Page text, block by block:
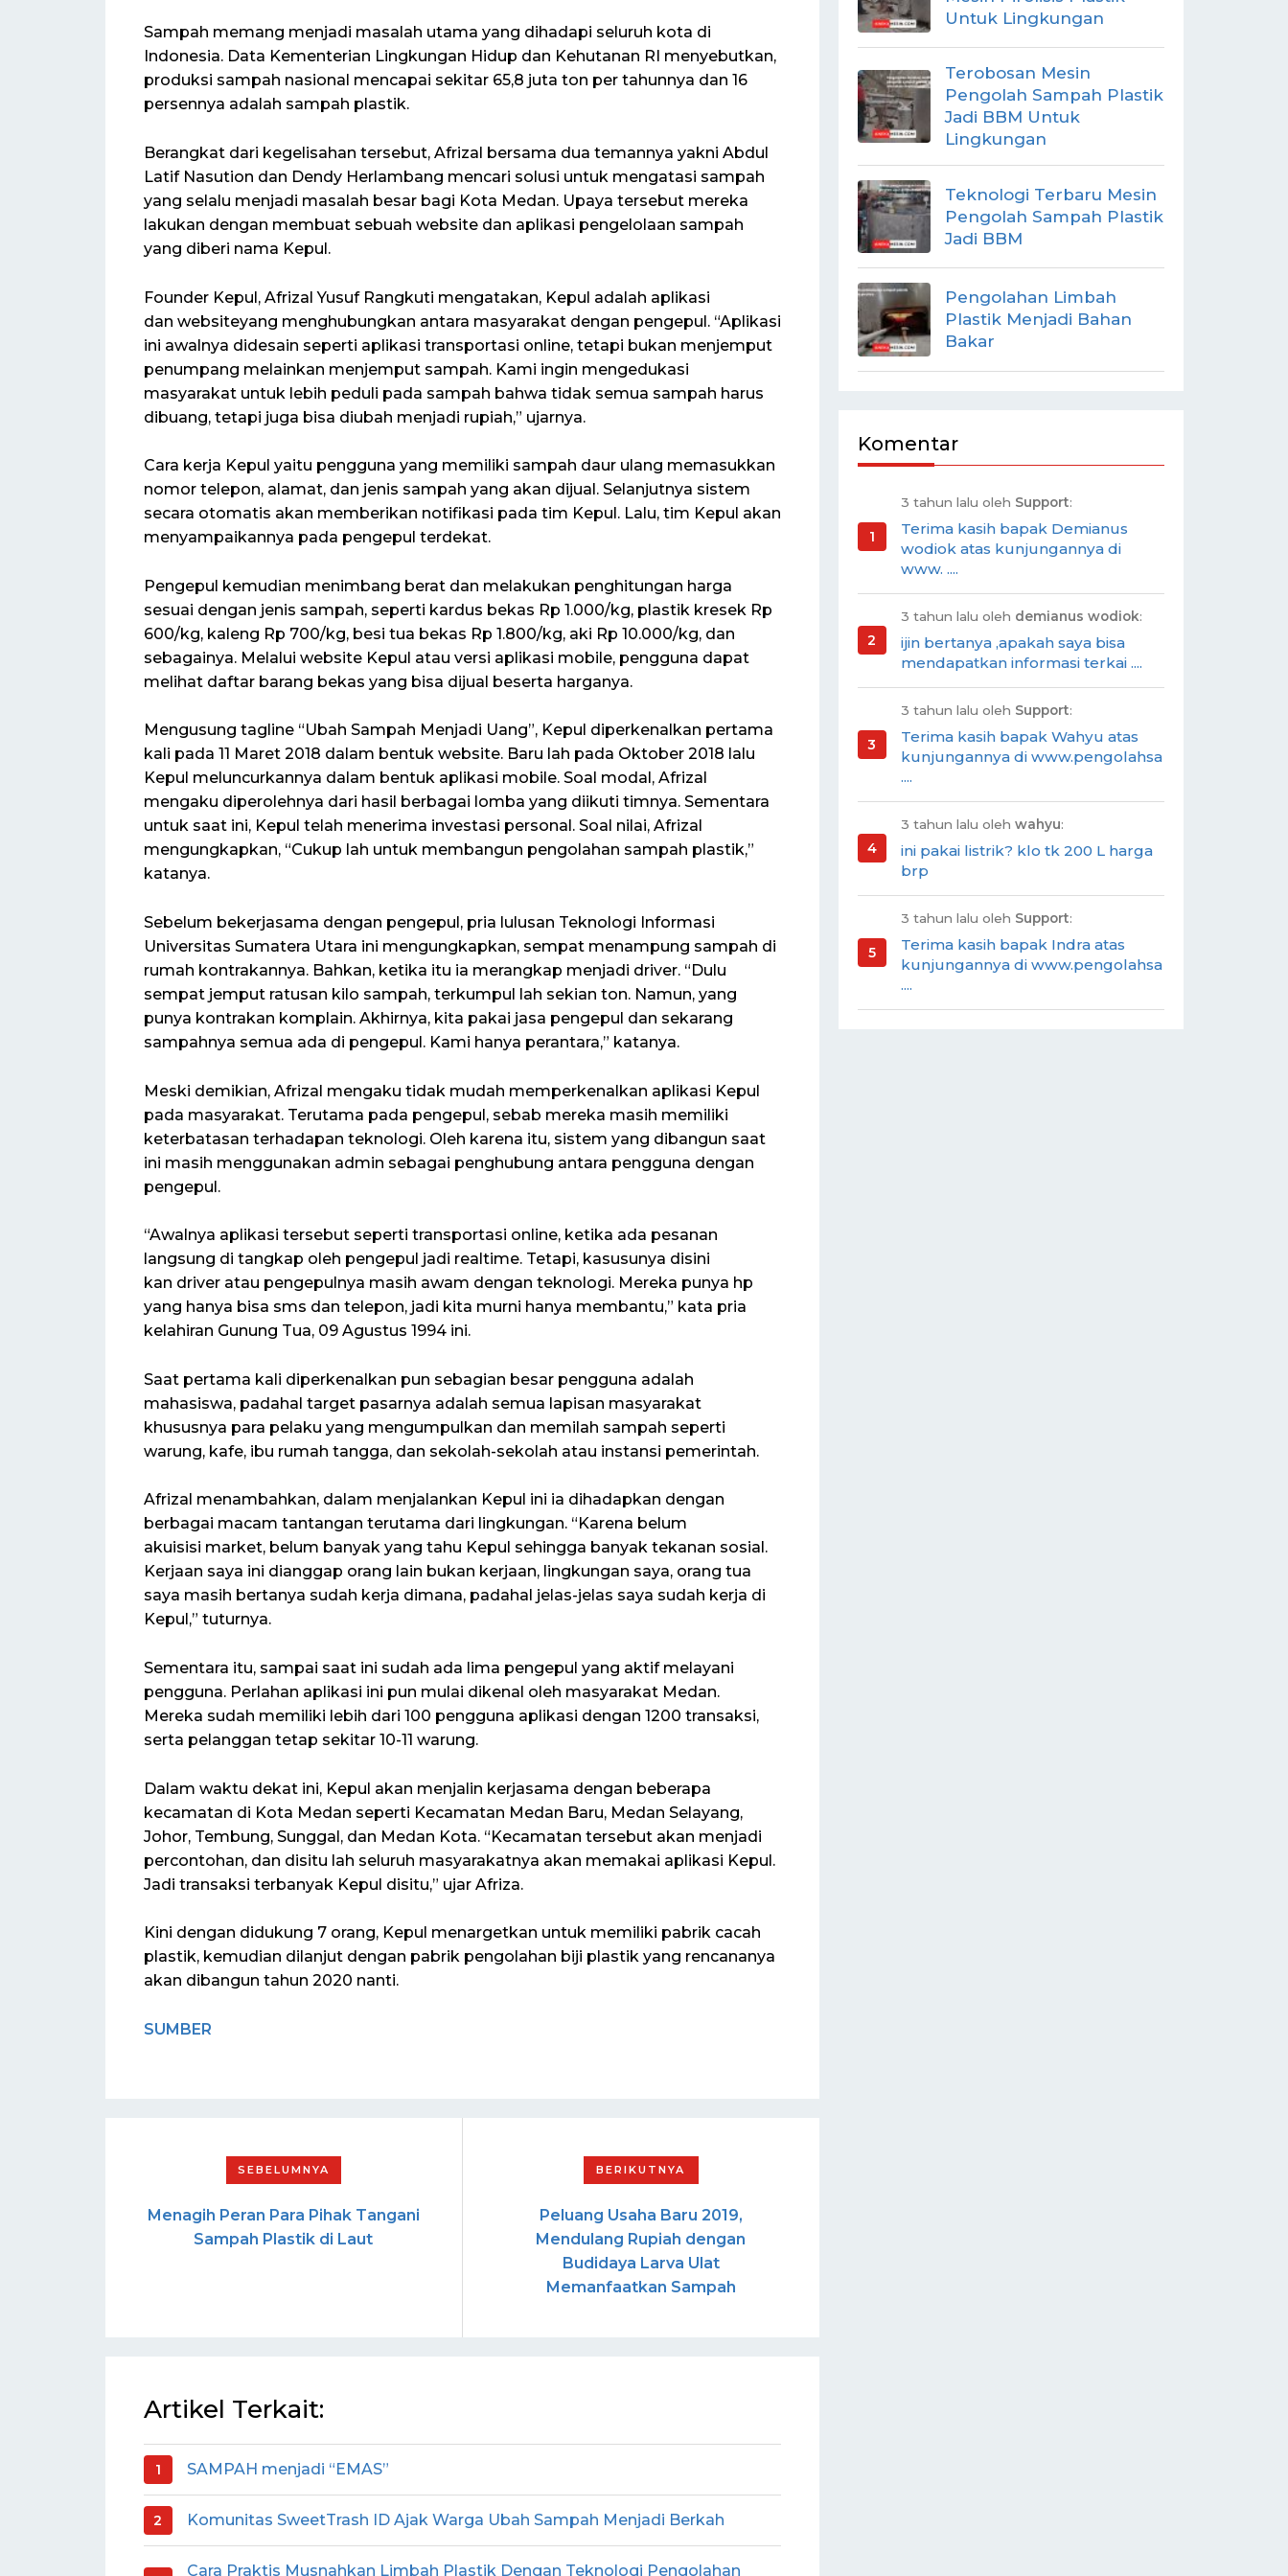
Sampah memang menjadi masalah utama yang dihadapi seluruh kota di
Indonesia. Data Kementerian Lingkungan Hidup dan Kehutanan RI menyebutkan,
produksi sampah nasional mencapai sekitar 65,8 juta ton per tahunnya dan 16
persennya adalah sampah plastik.
Berangkat dari kegelisahan tersebut, Afrizal bersama dua temannya yakni Abdul
Latif Nasution dan Dendy Herlambang mencari solusi untuk mengatasi sampah
yang selalu menjadi masalah besar bagi Kota Medan. Upaya tersebut mereka
lakukan dengan membuat sebuah website dan aplikasi pengelolaan sampah
yang diberi nama Kepul.
Founder Kepul, Afrizal Yusuf Rangkuti mengatakan, Kepul adalah aplikasi
dan websiteyang menghubungkan antara masyarakat dengan pengepul. “Aplikasi
ini awalnya didesain seperti aplikasi transportasi online, tetapi bukan menjemput
penumpang melainkan menjemput sampah. Kami ingin mengedukasi
masyarakat untuk lebih peduli pada sampah bahwa tidak semua sampah harus
dibuang, tetapi juga bisa diubah menjadi rupiah,” ujarnya.
Cara kerja Kepul yaitu pengguna yang memiliki sampah daur ulang memasukkan
nomor telepon, alamat, dan jenis sampah yang akan dijual. Selanjutnya sistem
secara otomatis akan memberikan notifikasi pada tim Kepul. Lalu, tim Kepul akan
menyampaikannya pada pengepul terdekat.
Pengepul kemudian menimbang berat dan melakukan penghitungan harga
sesuai dengan jenis sampah, seperti kardus bekas Rp 1.000/kg, plastik kresek Rp
600/kg, kaleng Rp 700/kg, besi tua bekas Rp 1.800/kg, aki Rp 10.000/kg, dan
sebagainya. Melalui website Kepul atau versi aplikasi mobile, pengguna dapat
melihat daftar barang bekas yang bisa dijual beserta harganya.
Mengusung tagline “Ubah Sampah Menjadi Uang”, Kepul diperkenalkan pertama
kali pada 11 Maret 2018 dalam bentuk website. Baru lah pada Oktober 2018 lalu
Kepul meluncurkannya dalam bentuk aplikasi mobile. Soal modal, Afrizal
mengaku diperolehnya dari hasil berbagai lomba yang diikuti timnya. Sementara
untuk saat ini, Kepul telah menerima investasi personal. Soal nilai, Afrizal
mengungkapkan, “Cukup lah untuk membangun pengolahan sampah plastik,”
katanya.
Sebelum bekerjasama dengan pengepul, pria lulusan Teknologi Informasi
Universitas Sumatera Utara ini mengungkapkan, sempat menampung sampah di
rumah kontrakannya. Bahkan, ketika itu ia merangkap menjadi driver. “Dulu
sempat jemput ratusan kilo sampah, terkumpul lah sekian ton. Namun, yang
punya kontrakan komplain. Akhirnya, kita pakai jasa pengepul dan sekarang
sampahnya semua ada di pengepul. Kami hanya perantara,” katanya.
Meski demikian, Afrizal mengaku tidak mudah memperkenalkan aplikasi Kepul
pada masyarakat. Terutama pada pengepul, sebab mereka masih memiliki
keterbatasan terhadapan teknologi. Oleh karena itu, sistem yang dibangun saat
ini masih menggunakan admin sebagai penghubung antara pengguna dengan
pengepul.
“Awalnya aplikasi tersebut seperti transportasi online, ketika ada pesanan
langsung di tangkap oleh pengepul jadi realtime. Tetapi, kasusunya disini
kan driver atau pengepulnya masih awam dengan teknologi. Mereka punya hp
yang hanya bisa sms dan telepon, jadi kita murni hanya membantu,” kata pria
kelahiran Gunung Tua, 09 Agustus 1994 ini.
Saat pertama kali diperkenalkan pun sebagian besar pengguna adalah
mahasiswa, padahal target pasarnya adalah semua lapisan masyarakat
khususnya para pelaku yang mengumpulkan dan memilah sampah seperti
warung, kafe, ibu rumah tangga, dan sekolah-sekolah atau instansi pemerintah.
Afrizal menambahkan, dalam menjalankan Kepul ini ia dihadapkan dengan
berbagai macam tantangan terutama dari lingkungan. “Karena belum
akuisisi market, belum banyak yang tahu Kepul sehingga banyak tekanan sosial.
Kerjaan saya ini dianggap orang lain bukan kerjaan, lingkungan saya, orang tua
saya masih bertanya sudah kerja dimana, padahal jelas-jelas saya sudah kerja di
Kepul,” tuturnya.
Sementara itu, sampai saat ini sudah ada lima pengepul yang aktif melayani
pengguna. Perlahan aplikasi ini pun mulai dikenal oleh masyarakat Medan.
Mereka sudah memiliki lebih dari 100 pengguna aplikasi dengan 1200 transaksi,
serta pelanggan tetap sekitar 10-11 warung.
Dalam waktu dekat ini, Kepul akan menjalin kerjasama dengan beberapa
kecamatan di Kota Medan seperti Kecamatan Medan Baru, Medan Selayang,
Johor, Tembung, Sunggal, dan Medan Kota. “Kecamatan tersebut akan menjadi
percontohan, dan disitu lah seluruh masyarakatnya akan memakai aplikasi Kepul.
Jadi transaksi terbanyak Kepul disitu,” ujar Afriza.
Kini dengan didukung 7 orang, Kepul menargetkan untuk memiliki pabrik cacah
plastik, kemudian dilanjut dengan pabrik pengolahan biji plastik yang rencananya
akan dibangun tahun 2020 nanti.
SUMBER
Menagih Peran Para Pihak Tangani
Sampah Plastik di Laut
Peluang Usaha Baru 2019,
Mendulang Rupiah dengan
Budidaya Larva Ulat
Memanfaatkan Sampah
Artikel Terkait:
SAMPAH menjadi “EMAS”
Komunitas SweetTrash ID Ajak Warga Ubah Sampah Menjadi Berkah
Cara Praktis Musnahkan Limbah Plastik Dengan Teknologi Pengolahan
Untuk Lingkungan
Terobosan Mesin
Pengolah Sampah Plastik
Jadi BBM Untuk
Lingkungan
Teknologi Terbaru Mesin
Pengolah Sampah Plastik
Jadi BBM
Pengolahan Limbah
Plastik Menjadi Bahan
Bakar
Komentar
3 tahun lalu oleh Support:
Terima kasih bapak Demianus
wodiok atas kunjungannya di
www. ....
3 tahun lalu oleh demianus wodiok:
ijin bertanya ,apakah saya bisa
mendapatkan informasi terkai ....
3 tahun lalu oleh Support:
Terima kasih bapak Wahyu atas
kunjungannya di www.pengolahsa
....
3 tahun lalu oleh wahyu:
ini pakai listrik? klo tk 200 L harga
brp
3 tahun lalu oleh Support:
Terima kasih bapak Indra atas
kunjungannya di www.pengolahsa
....